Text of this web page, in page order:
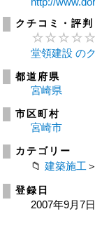
クチコミ・評判
堂領建設 の
都道府県
宮崎県
市区町村
宮崎市
カテゴリー
建築施工 ＞
登録日
2007年9月7